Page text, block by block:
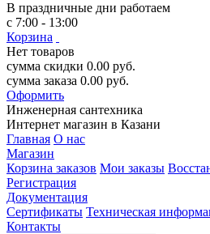
В праздничные дни работаем
с 7:00 - 13:00
Корзина
Нет товаров
сумма скидки 0.00 руб.
сумма заказа 0.00 руб.
Оформить
Инженерная сантехника
Интернет магазин в Казани
Главная О нас
Магазин
Корзина заказов Мои заказы
Регистрация
Документация
Сертификаты Техническая
Контакты